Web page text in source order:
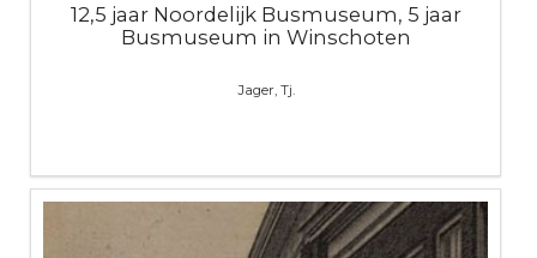
12,5 jaar Noordelijk Busmuseum, 5 jaar
Busmuseum in Winschoten
Jager, Tj.